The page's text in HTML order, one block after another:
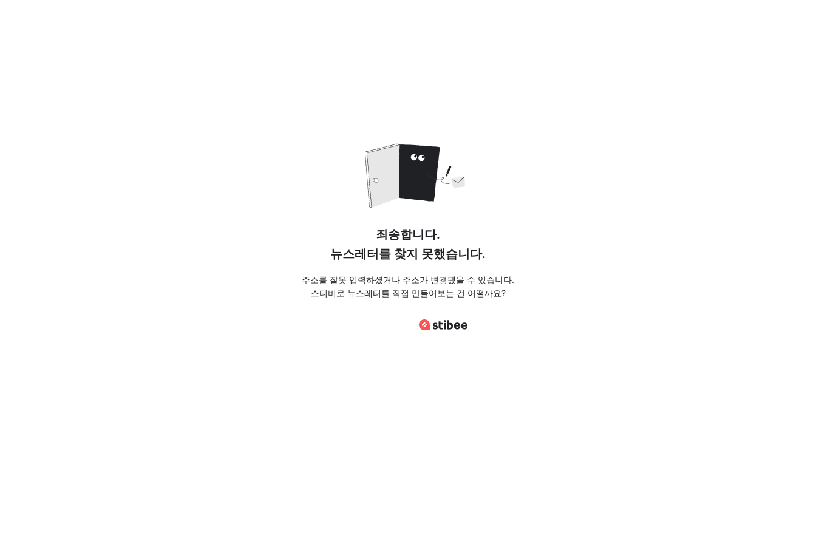
죄송합니다.
뉴스레터를 찾지 못했습니다.
주소를 잘못 입력하셨거나 주소가 변경됐을 수 있습니다.
스티비로 뉴스레터를 직접 만들어보는 건 어떨까요?